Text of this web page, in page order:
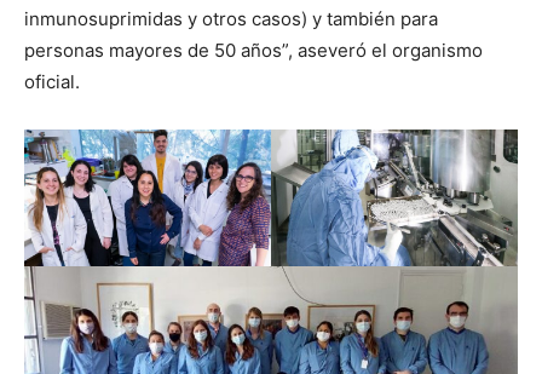
inmunosuprimidas y otros casos) y también para
personas mayores de 50 años”, aseveró el organismo
oficial.